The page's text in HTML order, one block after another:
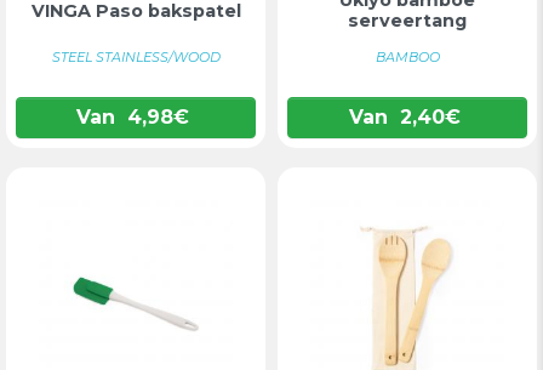
VINGA Paso bakspatel
STEEL STAINLESS/WOOD
Van 4,98€
serveertang
BAMBOO
Van 2,40€